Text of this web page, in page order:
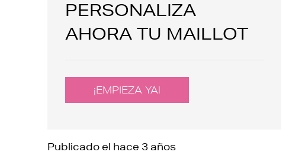
PERSONALIZA
AHORA TU MAILLOT
¡EMPIEZA YA!
Publicado el hace 3 años